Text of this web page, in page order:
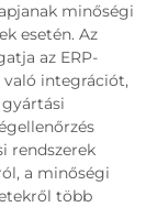
minőségi
esetén. Az
az ERP-
való integrációt,
rendszerek
a minőségi
több